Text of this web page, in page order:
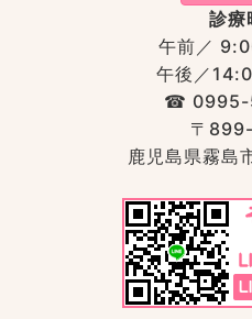
診療
午前／
午後／
☎︎ 0995-
〒
鹿児島県霧島